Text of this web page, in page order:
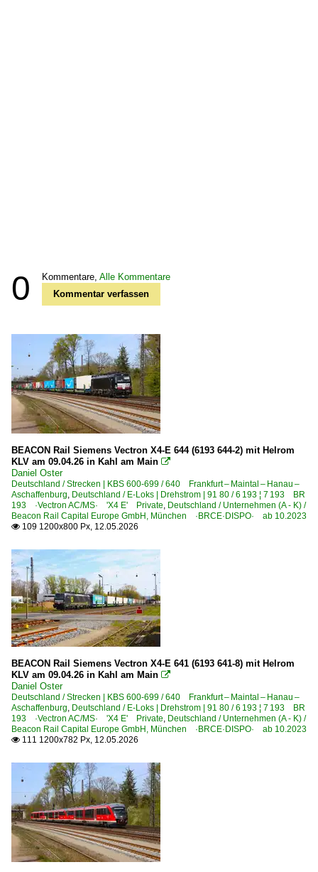
0 Kommentare, Alle Kommentare
Kommentar verfassen
BEACON Rail Siemens Vectron X4-E 644 (6193 644-2) mit Helrom
KLV am 09.04.26 in Kahl am Main 
Daniel Oster
Deutschland / Strecken | KBS 600-699 / 640 Frankfurt – Maintal – Hanau –
Aschaffenburg, Deutschland / E-Loks | Drehstrom | 91 80 / 6 193 ¦ 7 193 BR
193 ·Vectron AC/MS· 'X4 E' Private, Deutschland / Unternehmen (A - K) /
Beacon Rail Capital Europe GmbH, München ·BRCE·DISPO· ab 10.2023
 109 1200x800 Px, 12.05.2026
BEACON Rail Siemens Vectron X4-E 641 (6193 641-8) mit Helrom
KLV am 09.04.26 in Kahl am Main 
Daniel Oster
Deutschland / Strecken | KBS 600-699 / 640 Frankfurt – Maintal – Hanau –
Aschaffenburg, Deutschland / E-Loks | Drehstrom | 91 80 / 6 193 ¦ 7 193 BR
193 ·Vectron AC/MS· 'X4 E' Private, Deutschland / Unternehmen (A - K) /
Beacon Rail Capital Europe GmbH, München ·BRCE·DISPO· ab 10.2023
 111 1200x782 Px, 12.05.2026